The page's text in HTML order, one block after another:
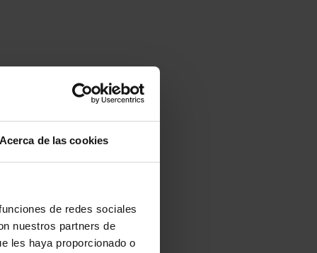
Acerca de las cookies
de redes sociales
nuestros partners de
les haya proporcionado o